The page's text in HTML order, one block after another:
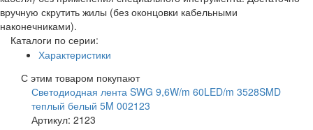
вручную скрутить жилы (без оконцовки кабельными
наконечниками).
Каталоги по серии:
Характеристики
С этим товаром покупают
Светодиодная лента SWG 9,6W/m 60LED/m 3528SMD
теплый белый 5M 002123
Артикул: 2123